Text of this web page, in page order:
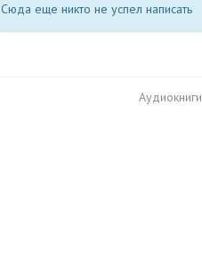
Сюда еще никто не успел написать
Аудиокниги